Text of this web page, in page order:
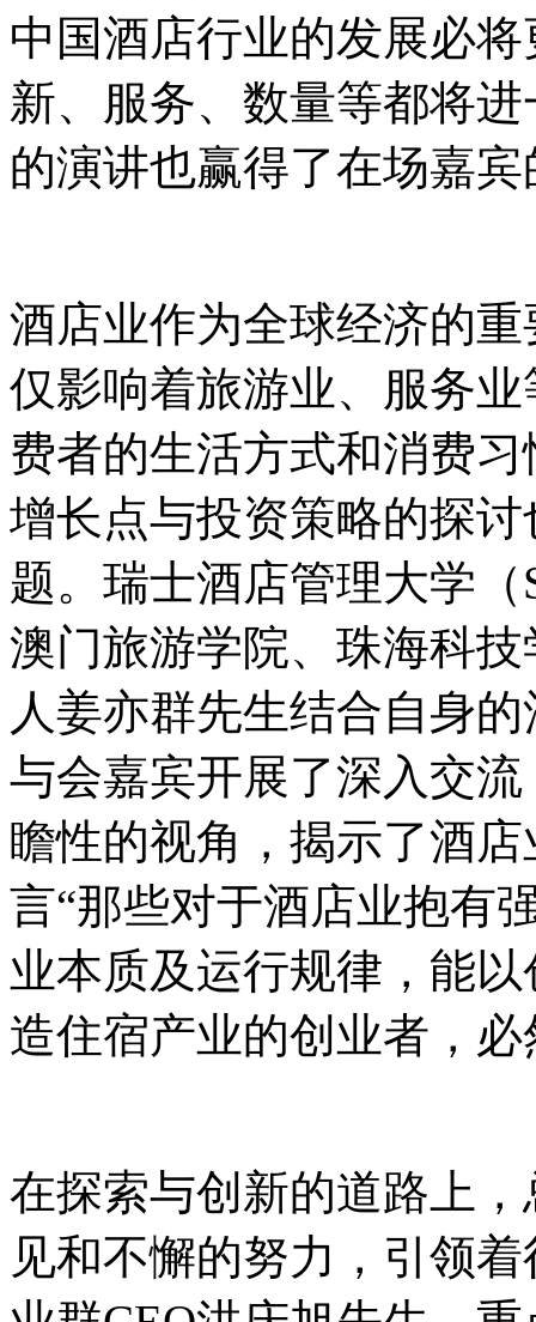
中国酒店行业的发展必
新、服务、数量等都将
的演讲也赢得了在场嘉
酒店业作为全球经济的
仅影响着旅游业、服务
费者的生活方式和消费
增长点与投资策略的探
题。瑞士酒店管理大学
澳门旅游学院、珠海科
人姜亦群先生结合自身
与会嘉宾开展了深入交
瞻性的视角，揭示了酒
言“那些对于酒店业抱有
业本质及运行规律，能
造住宿产业的创业者，
在探索与创新的道路上
见和不懈的努力，引领